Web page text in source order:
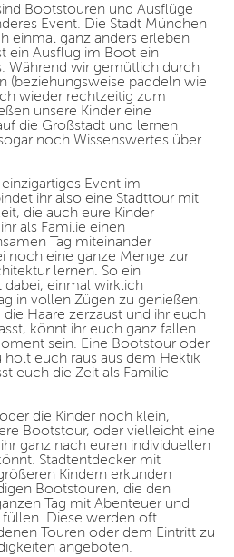
Bootstouren und Ausflüge
Event. Die Stadt München
einmal ganz anders erleben
ein Ausflug im Boot ein
Während wir gemütlich durch
(beziehungsweise paddeln wie
wieder rechtzeitig zum
unsere Kinder eine
die Großstadt und lernen
noch Wissenswertes über
Event im
ihr also eine Stadttour mit
die auch eure Kinder
als Familie einen
Tag miteinander
noch eine ganze Menge zur
lernen. So ein
dabei, einmal wirklich
in vollen Zügen zu genießen:
Haare zerzaust und ihr euch
könnt ihr euch ganz fallen
sein. Eine Bootstour oder
holt euch raus aus dem Hektik
euch die Zeit als Familie
die Kinder noch klein,
Bootstour, oder vielleicht eine
ganz nach euren individuellen
Stadtentdecker mit
Kindern erkunden
Bootstouren, die den
Tag mit Abenteuer und
füllen. Diese werden oft
Touren oder dem Eintritt zu
angeboten.